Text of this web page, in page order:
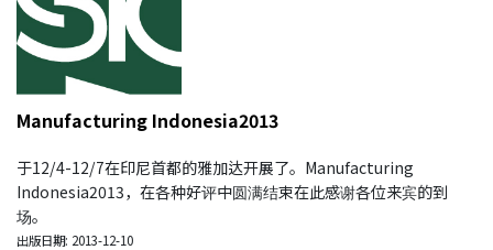
Manufacturing Indonesia2013
于12/4-12/7在印尼首都的雅加达开展了。Manufacturing
Indonesia2013，在各种好评中圆满结束在此感谢各位来宾的到
场。
出版日期: 2013-12-10